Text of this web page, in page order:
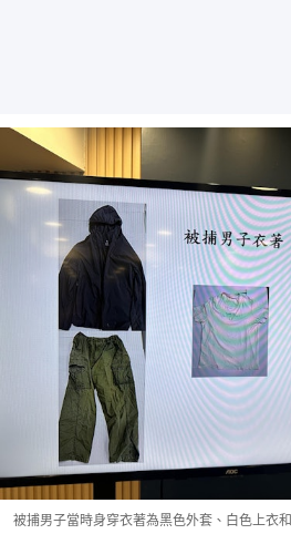
被捕男子當時身穿衣著為黑色外套、白色上衣